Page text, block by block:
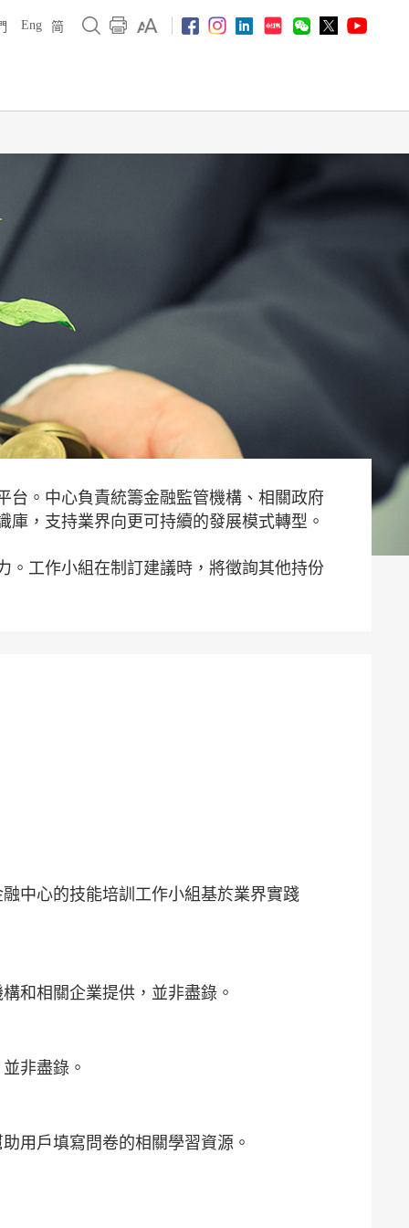
Eng 简
台。中心負責統籌金融監管機構、相關政府
，支持業界向更可持續的發展模式轉型。
。工作小組在制訂建議時，將徵詢其他持份
中心的技能培訓工作小組基於業界實踐
和相關企業提供，並非盡錄。
非盡錄。
用戶填寫問卷的相關學習資源。